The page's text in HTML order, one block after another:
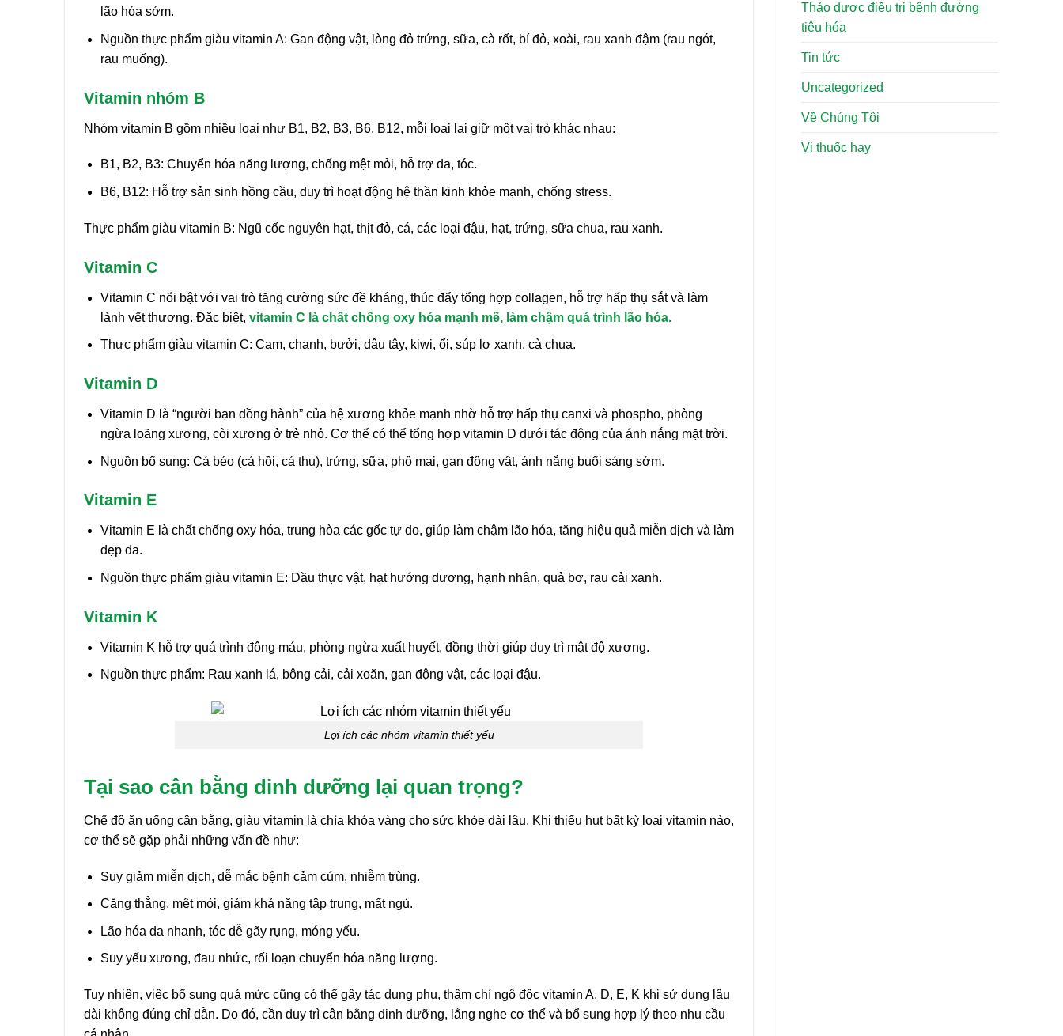
lão hóa sớm.
Nguồn thực phẩm giàu vitamin A: Gan động vật, lòng đỏ trứng, sữa, cà rốt, bí đỏ, xoài, rau xanh đậm (rau ngót,
rau muống).
Vitamin nhóm B
Nhóm vitamin B gồm nhiều loại như B1, B2, B3, B6, B12, mỗi loại lại giữ một vai trò khác nhau:
B1, B2, B3: Chuyển hóa năng lượng, chống mệt mỏi, hỗ trợ da, tóc.
B6, B12: Hỗ trợ sản sinh hồng cầu, duy trì hoạt động hệ thần kinh khỏe mạnh, chống stress.
Thực phẩm giàu vitamin B: Ngũ cốc nguyên hạt, thịt đỏ, cá, các loại đậu, hạt, trứng, sữa chua, rau xanh.
Vitamin C
Vitamin C nổi bật với vai trò tăng cường sức đề kháng, thúc đẩy tổng hợp collagen, hỗ trợ hấp thụ sắt và làm
lành vết thương. Đặc biệt, vitamin C là chất chống oxy hóa mạnh mẽ, làm chậm quá trình lão hóa.
Thực phẩm giàu vitamin C: Cam, chanh, bưởi, dâu tây, kiwi, ổi, súp lơ xanh, cà chua.
Vitamin D
Vitamin D là “người bạn đồng hành” của hệ xương khỏe mạnh nhờ hỗ trợ hấp thụ canxi và phospho, phòng
ngừa loãng xương, còi xương ở trẻ nhỏ. Cơ thể có thể tổng hợp vitamin D dưới tác động của ánh nắng mặt trời.
Nguồn bổ sung: Cá béo (cá hồi, cá thu), trứng, sữa, phô mai, gan động vật, ánh nắng buổi sáng sớm.
Vitamin E
Vitamin E là chất chống oxy hóa, trung hòa các gốc tự do, giúp làm chậm lão hóa, tăng hiệu quả miễn dịch và làm
đẹp da.
Nguồn thực phẩm giàu vitamin E: Dầu thực vật, hạt hướng dương, hạnh nhân, quả bơ, rau cải xanh.
Vitamin K
Vitamin K hỗ trợ quá trình đông máu, phòng ngừa xuất huyết, đồng thời giúp duy trì mật độ xương.
Nguồn thực phẩm: Rau xanh lá, bông cải, cải xoăn, gan động vật, các loại đậu.
Lợi ích các nhóm vitamin thiết yếu
Tại sao cân bằng dinh dưỡng lại quan trọng?
Chế độ ăn uống cân bằng, giàu vitamin là chìa khóa vàng cho sức khỏe dài lâu. Khi thiếu hụt bất kỳ loại vitamin nào,
cơ thể sẽ gặp phải những vấn đề như:
Suy giảm miễn dịch, dễ mắc bệnh cảm cúm, nhiễm trùng.
Căng thẳng, mệt mỏi, giảm khả năng tập trung, mất ngủ.
Lão hóa da nhanh, tóc dễ gãy rụng, móng yếu.
Suy yếu xương, đau nhức, rối loạn chuyển hóa năng lượng.
Tuy nhiên, việc bổ sung quá mức cũng có thể gây tác dụng phụ, thậm chí ngộ độc vitamin A, D, E, K khi sử dụng lâu
dài không đúng chỉ dẫn. Do đó, cần duy trì cân bằng dinh dưỡng, lắng nghe cơ thể và bổ sung hợp lý theo nhu cầu
Thảo dược điều trị bệnh đường
tiêu hóa
Tin tức
Uncategorized
Về Chúng Tôi
Vị thuốc hay